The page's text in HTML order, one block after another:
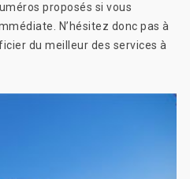
proposés si vous
N’hésitez donc pas à
du meilleur des services à